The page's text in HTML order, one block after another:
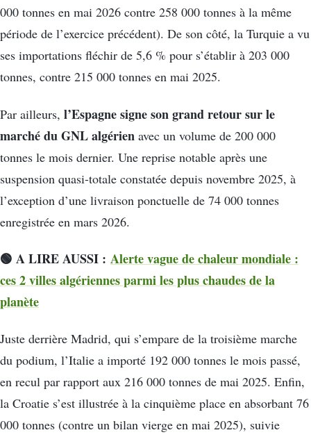
000 tonnes en mai 2026 contre 258 000 tonnes à la même
période de l’exercice précédent). De son côté, la Turquie a vu
ses importations fléchir de 5,6 % pour s’établir à 203 000
tonnes, contre 215 000 tonnes en mai 2025.
Par ailleurs, l’Espagnesigne son grand retour sur le
marché du GNL algérien avec un volume de 200 000
tonnes le mois dernier. Une reprise notable après une
suspension quasi-totale constatée depuis novembre 2025, à
l’exception d’une livraison ponctuelle de 74 000 tonnes
enregistrée en mars 2026.
🟢 A LIRE AUSSI : Alerte vague de chaleur mondiale :
ces 2 villes algériennes parmi les plus chaudes de la
planète
Juste derrière Madrid, qui s’empare de la troisième marche
du podium, l’Italie a importé 192 000 tonnes le mois passé,
en recul par rapport aux 216 000 tonnes de mai 2025. Enfin,
la Croatie s’est illustrée à la cinquième place en absorbant 76
000 tonnes (contre un bilan vierge en mai 2025), suivie